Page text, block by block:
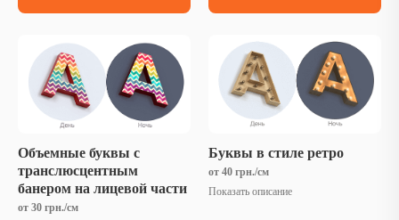
Объемные буквы с
транслюсцентным
банером на лицевой части
от 30 грн./см
Буквы в стиле ретро
от 40 грн./см
Показать описание